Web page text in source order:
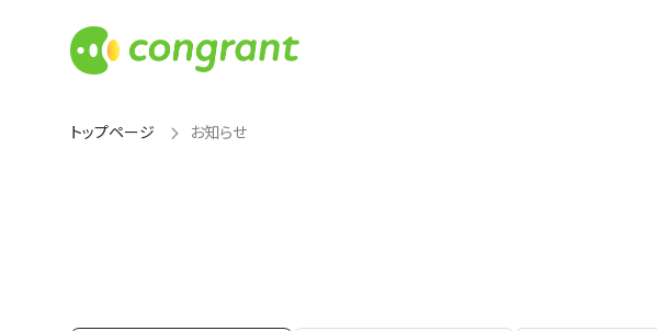
トップページ お知らせ